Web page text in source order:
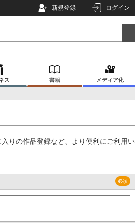
新規登録 ログイン
ス 書籍 メディア化
りの作品登録など、より便利にご利用い